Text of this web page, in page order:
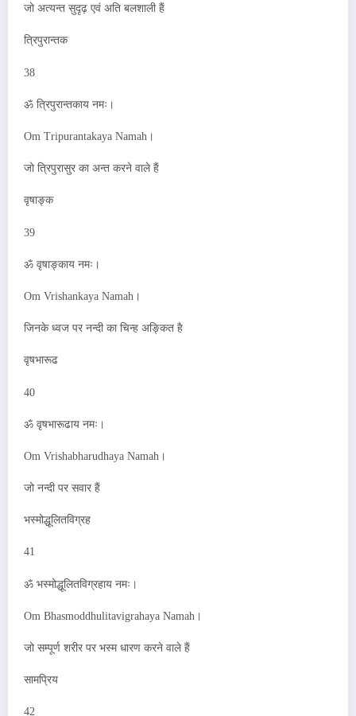
जो अत्यन्त सुदृढ़ एवं अति बलशाली हैं
त्रिपुरान्तक
38
ॐ त्रिपुरान्तकाय नमः।
Om Tripurantakaya Namah।
जो त्रिपुरासुर का अन्त करने वाले हैं
वृषाङ्क
39
ॐ वृषाङ्काय नमः।
Om Vrishankaya Namah।
जिनके ध्वज पर नन्दी का चिन्ह अङ्कित है
वृषभारूढ
40
ॐ वृषभारूढाय नमः।
Om Vrishabharudhaya Namah।
जो नन्दी पर सवार हैं
भस्मोद्धूलितविग्रह
41
ॐ भस्मोद्धूलितविग्रहाय नमः।
Om Bhasmoddhulitavigrahaya Namah।
जो सम्पूर्ण शरीर पर भस्म धारण करने वाले हैं
सामप्रिय
42